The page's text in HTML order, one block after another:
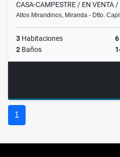
CASA-CAMPESTRE / EN VENTA
Altos Mirandinos, Miranda - Dtto.
3 Habitaciones 6
2 Baños
1